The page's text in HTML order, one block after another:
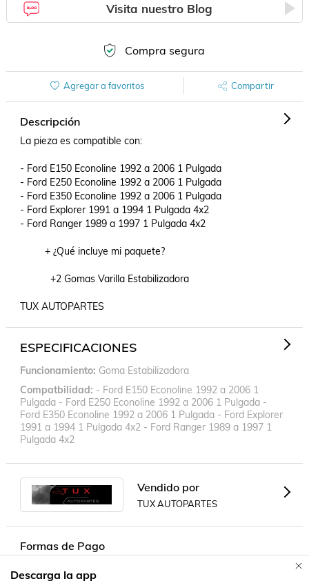
Visita nuestro Blog
Compra segura
Agregar a favoritos Compartir
Descripción
La pieza es compatible con:
- Ford E150 Econoline 1992 a 2006 1 Pulgada
- Ford E250 Econoline 1992 a 2006 1 Pulgada
- Ford E350 Econoline 1992 a 2006 1 Pulgada
- Ford Explorer 1991 a 1994 1 Pulgada 4x2
- Ford Ranger 1989 a 1997 1 Pulgada 4x2
         + ¿Qué incluye mi paquete?
           +2 Gomas Varilla Estabilizadora
TUX AUTOPARTES
ESPECIFICACIONES
Funcionamiento Goma Estabilizadora
Compatbilidad - Ford E150 Econoline 1992 a 2006 1
Pulgada - Ford E250 Econoline 1992 a 2006 1 Pulgada -
Ford E350 Econoline 1992 a 2006 1 Pulgada - Ford Explorer
1991 a 1994 1 Pulgada 4x2 - Ford Ranger 1989 a 1997 1
Pulgada 4x2
Vendido por
TUX AUTOPARTES
Formas de Pago
Descarga la app